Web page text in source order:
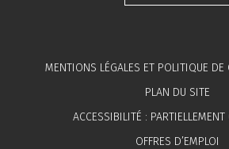
MENTIONS LÉGALES ET POLITIQUE DE
PLAN DU SITE
ACCESSIBILITÉ : PARTIELLEMENT
OFFRES D’EMPLOI